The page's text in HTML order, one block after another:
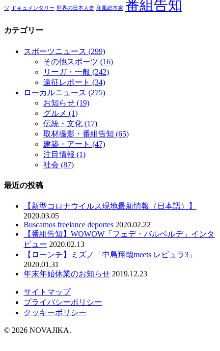
ツ ドキュメンタリー 世界の日本人妻 和風総本家 番組告知
カテゴリー
スポーツニュース (299)
その他スポーツ (16)
リーガ・一般 (242)
遠征レポート (34)
ローカルニュース (275)
お知らせ (19)
グルメ (1)
伝統・文化 (17)
取材撮影・番組告知 (65)
建築・アート (47)
注目情報 (1)
社会 (87)
最近の投稿
【新型コロナウイルス現地最新情報（日本語）】
2020.03.05
Buscamos freelance deportes 2020.02.22
【番組告知】WOWOW「フェデ・バルベルデ」インタ
ビュー 2020.02.13
【ローンチ】ミズノ「中島翔哉meets レビュラ3」
2020.01.31
年末年始休業のお知らせ 2019.12.23
サイトマップ
プライバシーポリシー
クッキーポリシー
© 2026 NOVAJIKA.